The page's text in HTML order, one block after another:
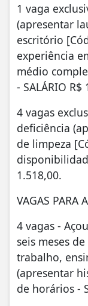
1 vaga
(apresentar
escritório
experiência
médio
- SALÁRIO R$
4 vagas
deficiência
de limpeza
1.518,00.
VAGAS PARA
4 vagas -
seis meses
trabalho,
(apresentar
de horários -